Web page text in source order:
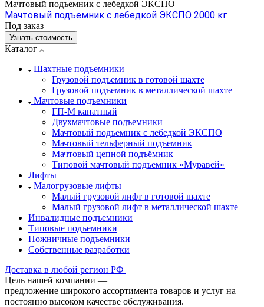
Мачтовый подъемник с лебедкой ЭКСПО
Мачтовый подъемник с лебедкой ЭКСПО 2000 кг
Под заказ
Узнать стоимость
Каталог
Шахтные подъемники
Грузовой подъемник в готовой шахте
Грузовой подъемник в металлической шахте
Мачтовые подъемники
ГП-М канатный
Двухмачтовые подъемники
Мачтовый подъемник с лебедкой ЭКСПО
Мачтовый тельферный подъемник
Мачтовый цепной подъёмник
Типовой мачтовый подъемник «Муравей»
Лифты
Малогрузовые лифты
Малый грузовой лифт в готовой шахте
Малый грузовой лифт в металлической шахте
Инвалидные подъемники
Типовые подъемники
Ножничные подъемники
Собственные разработки
Доставка в любой регион РФ
Цель нашей компании —
предложение широкого ассортимента товаров и услуг на
постоянно высоком качестве обслуживания.